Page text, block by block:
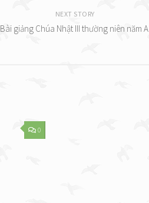
NEXT STORY
Bài giảng Chúa Nhật III thường niên năm A.
0